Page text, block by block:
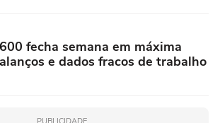
fecha semana em máxima
e dados fracos de trabalho